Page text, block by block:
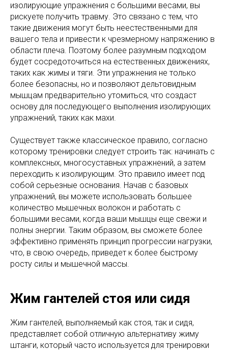
изолирующие упражнения с большими весами, вы
рискуете получить травму. Это связано с тем, что
такие движения могут быть неестественными для
вашего тела и привести к чрезмерному напряжению в
области плеча. Поэтому более разумным подходом
будет сосредоточиться на естественных движениях,
таких как жимы и тяги. Эти упражнения не только
более безопасны, но и позволяют дельтовидным
мышцам предварительно утомиться, что создаст
основу для последующего выполнения изолирующих
упражнений, таких как махи.
Существует также классическое правило, согласно
которому тренировки следует строить так: начинать с
комплексных, многосуставных упражнений, а затем
переходить к изолирующим. Это правило имеет под
собой серьезные основания. Начав с базовых
упражнений, вы можете использовать большее
количество мышечных волокон и работать с
большими весами, когда ваши мышцы еще свежи и
полны энергии. Таким образом, вы сможете более
эффективно применять принцип прогрессии нагрузки,
что, в свою очередь, приведет к более быстрому
росту силы и мышечной массы.
Жим гантелей стоя или сидя
Жим гантелей, выполняемый как стоя, так и сидя,
представляет собой отличную альтернативу жиму
штанги, который часто используется для тренировки